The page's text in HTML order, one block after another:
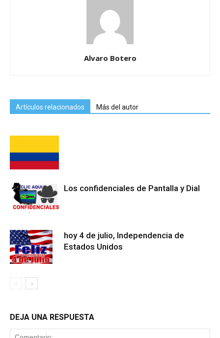
Alvaro Botero
Artículos relacionados Más del autor
Los confidenciales de Pantalla y Dial
hoy 4 de julio, Independencia de
Estados Unidos
DEJA UNA RESPUESTA